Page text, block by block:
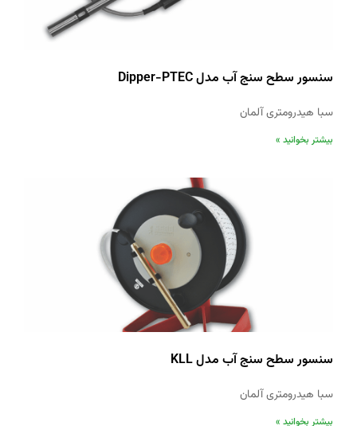
سنسور سطح سنج آب مدل Dipper-PTEC
سبا هیدرومتری آلمان
بیشتر بخوانید »
سنسور سطح سنج آب مدل KLL
سبا هیدرومتری آلمان
بیشتر بخوانید »